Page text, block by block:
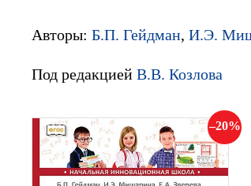
Авторы: Б.П. Гейдман, И.Э.
Под редакцией В.В. Козлова
20